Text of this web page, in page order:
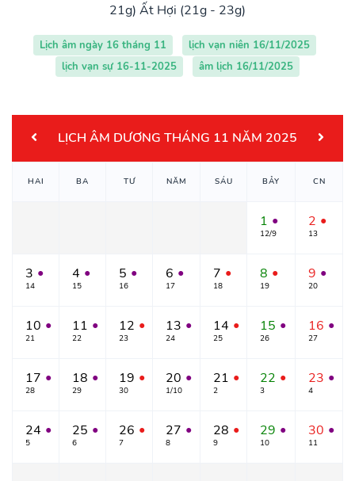
21g) Ất Hợi (21g - 23g)
Lịch âm ngày 16 tháng 11
lịch vạn niên 16/11/2025
lịch vạn sự 16-11-2025
âm lịch 16/11/2025
LỊCH ÂM DƯƠNG THÁNG 11 NĂM 2025
HAI BA TƯ NĂM SÁU BẢY CN
1 ●
12/9
2 ●
13
3 ●
14
4 ●
15
5 ●
16
6 ●
17
7 ●
18
8 ●
19
9 ●
20
10 ●
21
11 ●
22
12 ●
23
13 ●
24
14 ●
25
15 ●
26
16 ●
27
17 ●
28
18 ●
29
19 ●
30
20 ●
1/10
21 ●
2
22 ●
3
23 ●
4
24 ●
5
25 ●
6
26 ●
7
27 ●
8
28 ●
9
29 ●
10
30 ●
11